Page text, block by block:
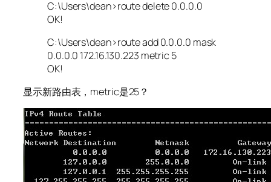
C:\Users\dean>route delete 0.0.0.0
OK!
C:\Users\dean>route add 0.0.0.0 mask
0.0.0.0 172.16.130.223 metric 5
OK!
显示新路由表，metric是25？